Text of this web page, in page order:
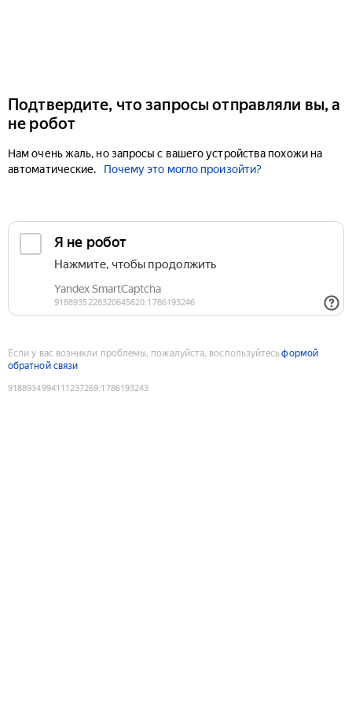
Подтвердите, что запросы отправляли вы, а
не робот
Нам очень жаль, но запросы с вашего устройства похожи на
автоматические.
Почему это могло произойти?
Если у вас возникли проблемы, пожалуйста, воспользуйтесьформой
обратной связи
9188934994111237269:1786193243